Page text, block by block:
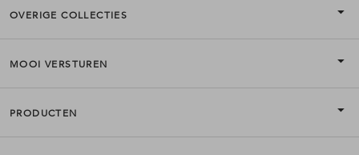
OVERIGE COLLECTIES
MOOI VERSTUREN
PRODUCTEN